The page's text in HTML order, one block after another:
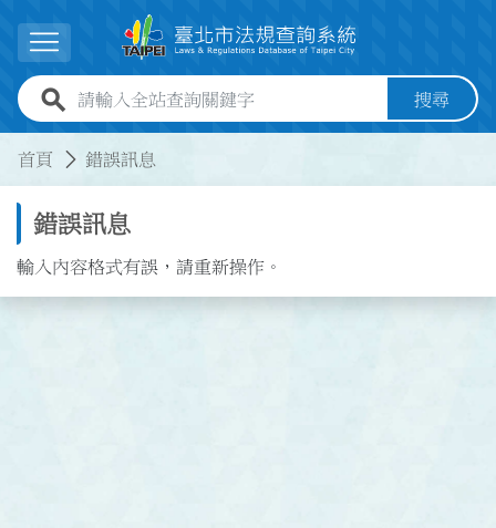
展開選單
全站查詢關鍵字欄位 搜尋
首頁 錯誤訊息
錯誤訊息
輸入內容格式有誤，請重新操作。